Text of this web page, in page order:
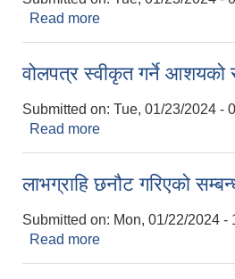
Read more
वोलपत्र स्वीकृत गर्ने आशयको
Submitted on: Tue, 01/23/2024 -
Read more
लाभग्राहि छनौट गरिएको
Submitted on: Mon, 01/22/2024 -
Read more